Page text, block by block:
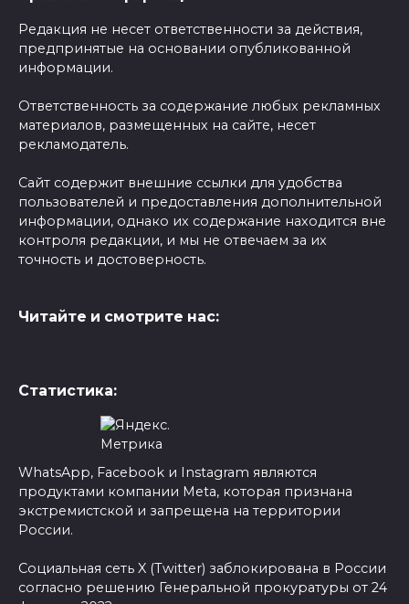
Редакция не несет ответственности за действия,
предпринятые на основании опубликованной
информации.
Ответственность за содержание любых рекламных
материалов, размещенных на сайте, несет
рекламодатель.
Сайт содержит внешние ссылки для удобства
пользователей и предоставления дополнительной
информации, однако их содержание находится вне
контроля редакции, и мы не отвечаем за их
точность и достоверность.
Читайте и смотрите нас:
Статистика:
WhatsApp, Facebook и Instagram являются
продуктами компании Meta, которая признана
экстремистской и запрещена на территории
России.
Социальная сеть X (Twitter) заблокирована в России
согласно решению Генеральной прокуратуры от 24